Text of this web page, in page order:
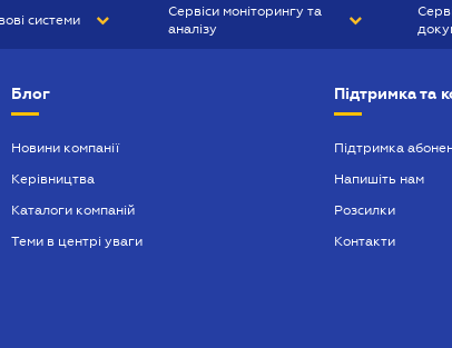
системи
Сервіси моніторингу та
аналізу
Блог
Новини компанії
Керівництва
Каталоги компаній
Теми в центрі уваги
Підтримка та
Підтримка
Напишіть нам
Розсилки
Контакти